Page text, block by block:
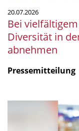
20.07.2026
Bei
Diversität in
abnehmen
Pressemitteilung